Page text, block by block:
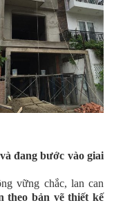
đang bước vào giai
vững chắc, lan can
theo bản vẽ thiết kế